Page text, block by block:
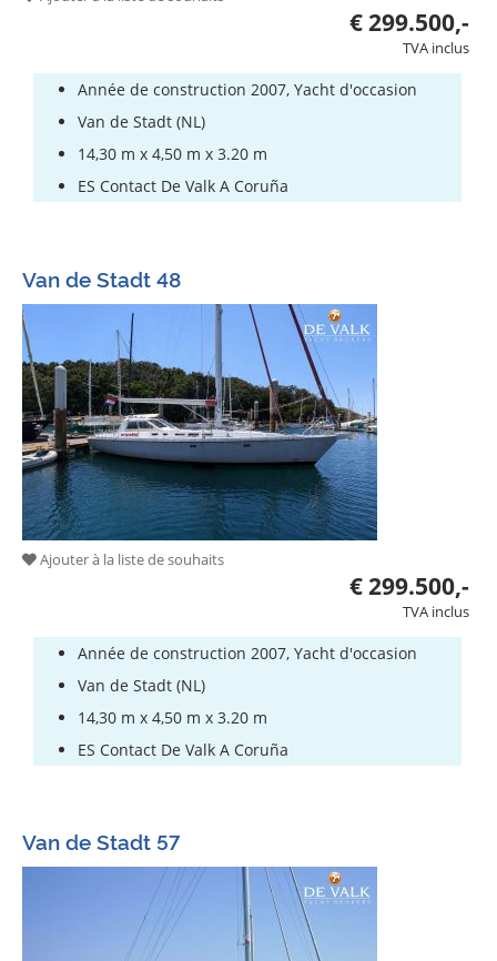
€ 299.500,-
TVA inclus
Année de construction 2007, Yacht d'occasion
Van de Stadt (NL)
14,30 m x 4,50 m x 3.20 m
ES Contact De Valk A Coruña
Van de Stadt 48
Ajouter à la liste de souhaits
€ 299.500,-
TVA inclus
Année de construction 2007, Yacht d'occasion
Van de Stadt (NL)
14,30 m x 4,50 m x 3.20 m
ES Contact De Valk A Coruña
Van de Stadt 57